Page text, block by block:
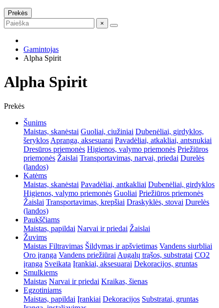
Prekės
×
Gamintojas
Alpha Spirit
Alpha Spirit
Prekės
Šunims
Maistas, skanėstai Guoliai, ciužiniai Dubenėliai, girdyklos,
šeryklos Apranga, aksesuarai Pavadėliai, atkakliai, antsnukiai
Dresūros priemonės Higienos, valymo priemonės Priežiūros
priemonės Žaislai Transportavimas, narvai, priedai Durelės
(landos)
Katėms
Maistas, skanėstai Pavadėliai, antkakliai Dubenėliai, girdyklos
Higienos, valymo priemonės Guoliai Priežiūros priemonės
Žaislai Transportavimas, krepšiai Draskyklės, stovai Durelės
(landos)
Paukščiams
Maistas, papildai Narvai ir priedai Žaislai
Žuvims
Maistas Filtravimas Šildymas ir apšvietimas Vandens siurbliai
Oro įranga Vandens priežiūrai Augalų trąšos, substratai CO2
įranga Sveikata Įrankiai, aksesuarai Dekoracijos, gruntas
Smulkiems
Maistas Narvai ir priedai Kraikas, šienas
Egzotiniams
Maistas, papildai Įrankiai Dekoracijos Substratai, gruntas